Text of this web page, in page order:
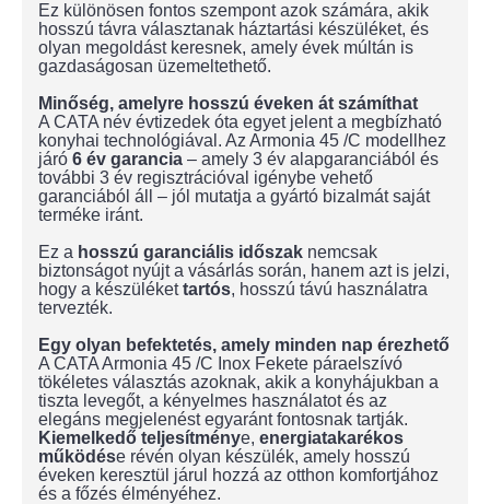
Ez különösen fontos szempont azok számára, akik
hosszú távra választanak háztartási készüléket, és
olyan megoldást keresnek, amely évek múltán is
gazdaságosan üzemeltethető.
Minőség, amelyre hosszú éveken át számíthat
A CATA név évtizedek óta egyet jelent a megbízható
konyhai technológiával. Az Armonia 45 /C modellhez
járó 6 év garancia – amely 3 év alapgaranciából és
további 3 év regisztrációval igénybe vehető
garanciából áll – jól mutatja a gyártó bizalmát saját
terméke iránt.
Ez a hosszú garanciális időszak nemcsak
biztonságot nyújt a vásárlás során, hanem azt is jelzi,
hogy a készülékettartós, hosszú távú használatra
tervezték.
Egy olyan befektetés, amely minden nap érezhető
A CATA Armonia 45 /C Inox Fekete páraelszívó
tökéletes választás azoknak, akik a konyhájukban a
tiszta levegőt, a kényelmes használatot és az
elegáns megjelenést egyaránt fontosnak tartják.
Kiemelkedő teljesítménye, energiatakarékos
működése révén olyan készülék, amely hosszú
éveken keresztül járul hozzá az otthon komfortjához
és a főzés élményéhez.